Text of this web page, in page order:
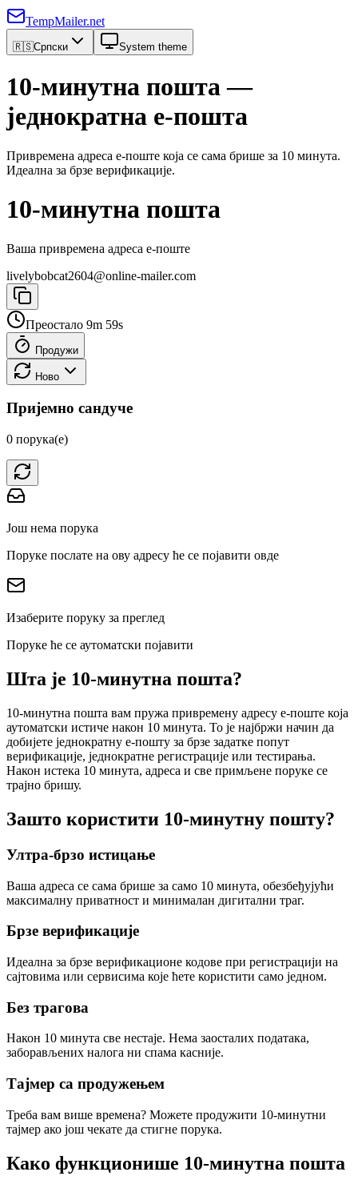
TempMailer.net
🇷🇸Српски System theme
10-минутна пошта —
једнократна е-пошта
Привремена адреса е-поште која се сама брише за 10 минута.
Идеална за брзе верификације.
10-минутна пошта
Ваша привремена адреса е-поште
livelybobcat2604@online-mailer.com
Преостало 9m 59s
Продужи
Ново
Пријемно сандуче
0 порука(е)
Још нема порука
Поруке послате на ову адресу ће се појавити овде
Изаберите поруку за преглед
Поруке ће се аутоматски појавити
Шта је 10-минутна пошта?
10-минутна пошта вам пружа привремену адресу е-поште која
аутоматски истиче након 10 минута. То је најбржи начин да
добијете једнократну е-пошту за брзе задатке попут
верификације, једнократне регистрације или тестирања.
Након истека 10 минута, адреса и све примљене поруке се
трајно бришу.
Зашто користити 10-минутну пошту?
Ултра-брзо истицање
Ваша адреса се сама брише за само 10 минута, обезбеђујући
максималну приватност и минималан дигитални траг.
Брзе верификације
Идеална за брзе верификационе кодове при регистрацији на
сајтовима или сервисима које ћете користити само једном.
Без трагова
Након 10 минута све нестаје. Нема заосталих података,
заборављених налога ни спама касније.
Тајмер са продужењем
Треба вам више времена? Можете продужити 10-минутни
тајмер ако још чекате да стигне порука.
Како функционише 10-минутна пошта